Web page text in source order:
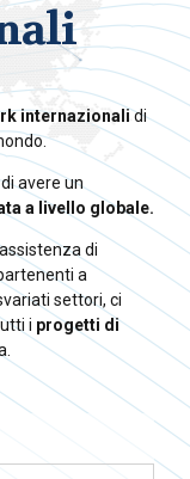
internazionalidi
avere un
a livello globale.
di
a
settori, ci
i progetti di